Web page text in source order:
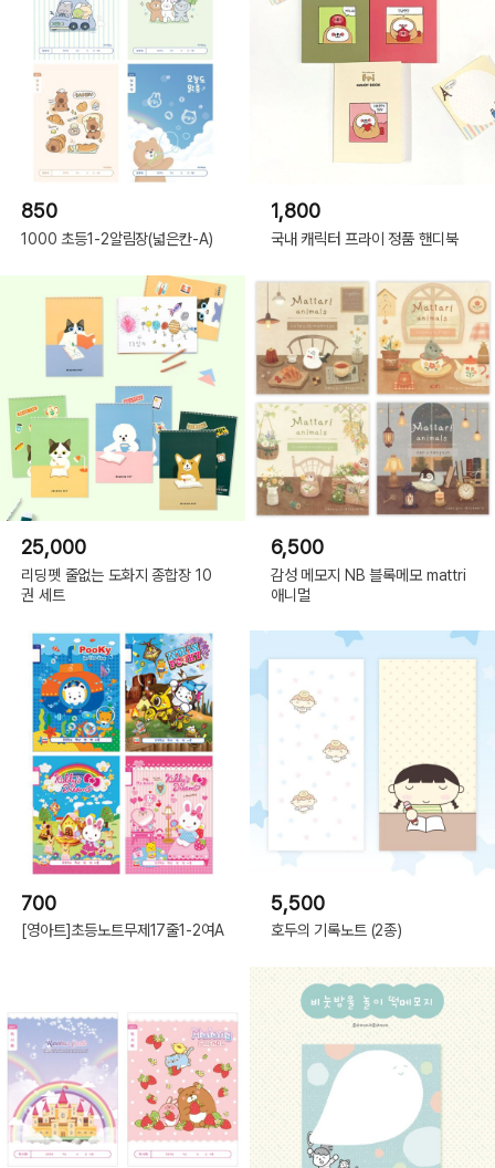
850
1000 초등1-2알림장(넓은칸-A)
1,800
국내 캐릭터 프라이 정품 핸디북
25,000
리딩펫 줄없는 도화지 종합장 10
권 세트
6,500
감성 메모지 NB 블록메모 mattri
애니멀
700
[영아트]초등노트무제17줄1-2여A
5,500
호두의 기록노트 (2종)